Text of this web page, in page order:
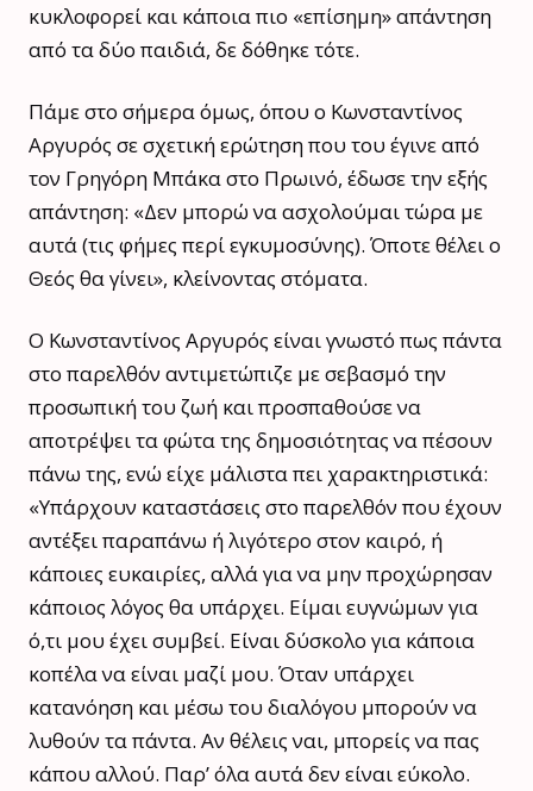
κυκλοφορεί και κάποια πιο «επίσημη» απάντηση
από τα δύο παιδιά, δε δόθηκε τότε.
Πάμε στο σήμερα όμως, όπου ο Κωνσταντίνος
Αργυρός σε σχετική ερώτηση που του έγινε από
τον Γρηγόρη Μπάκα στο Πρωινό, έδωσε την εξής
απάντηση: «Δεν μπορώ να ασχολούμαι τώρα με
αυτά (τις φήμες περί εγκυμοσύνης). Όποτε θέλει ο
Θεός θα γίνει», κλείνοντας στόματα.
Ο Κωνσταντίνος Αργυρός είναι γνωστό πως πάντα
στο παρελθόν αντιμετώπιζε με σεβασμό την
προσωπική του ζωή και προσπαθούσε να
αποτρέψει τα φώτα της δημοσιότητας να πέσουν
πάνω της, ενώ είχε μάλιστα πει χαρακτηριστικά:
«Υπάρχουν καταστάσεις στο παρελθόν που έχουν
αντέξει παραπάνω ή λιγότερο στον καιρό, ή
κάποιες ευκαιρίες, αλλά για να μην προχώρησαν
κάποιος λόγος θα υπάρχει. Είμαι ευγνώμων για
ό,τι μου έχει συμβεί. Είναι δύσκολο για κάποια
κοπέλα να είναι μαζί μου. Όταν υπάρχει
κατανόηση και μέσω του διαλόγου μπορούν να
λυθούν τα πάντα. Αν θέλεις ναι, μπορείς να πας
κάπου αλλού. Παρ’ όλα αυτά δεν είναι εύκολο.